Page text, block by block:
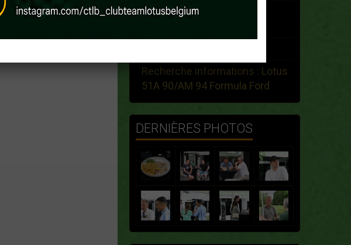
rollbar voor een Lotus Elan
Recherche informations : Lotus
51A 90/AM 94 Formula Ford
DERNIÈRES PHOTOS